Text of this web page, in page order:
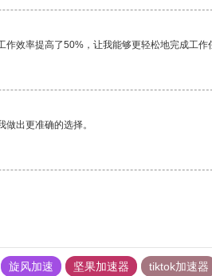
效率提高了50%，让我能够更轻松地完成工作
出更准确的选择。
旋风加速 坚果加速器 tiktok加速器